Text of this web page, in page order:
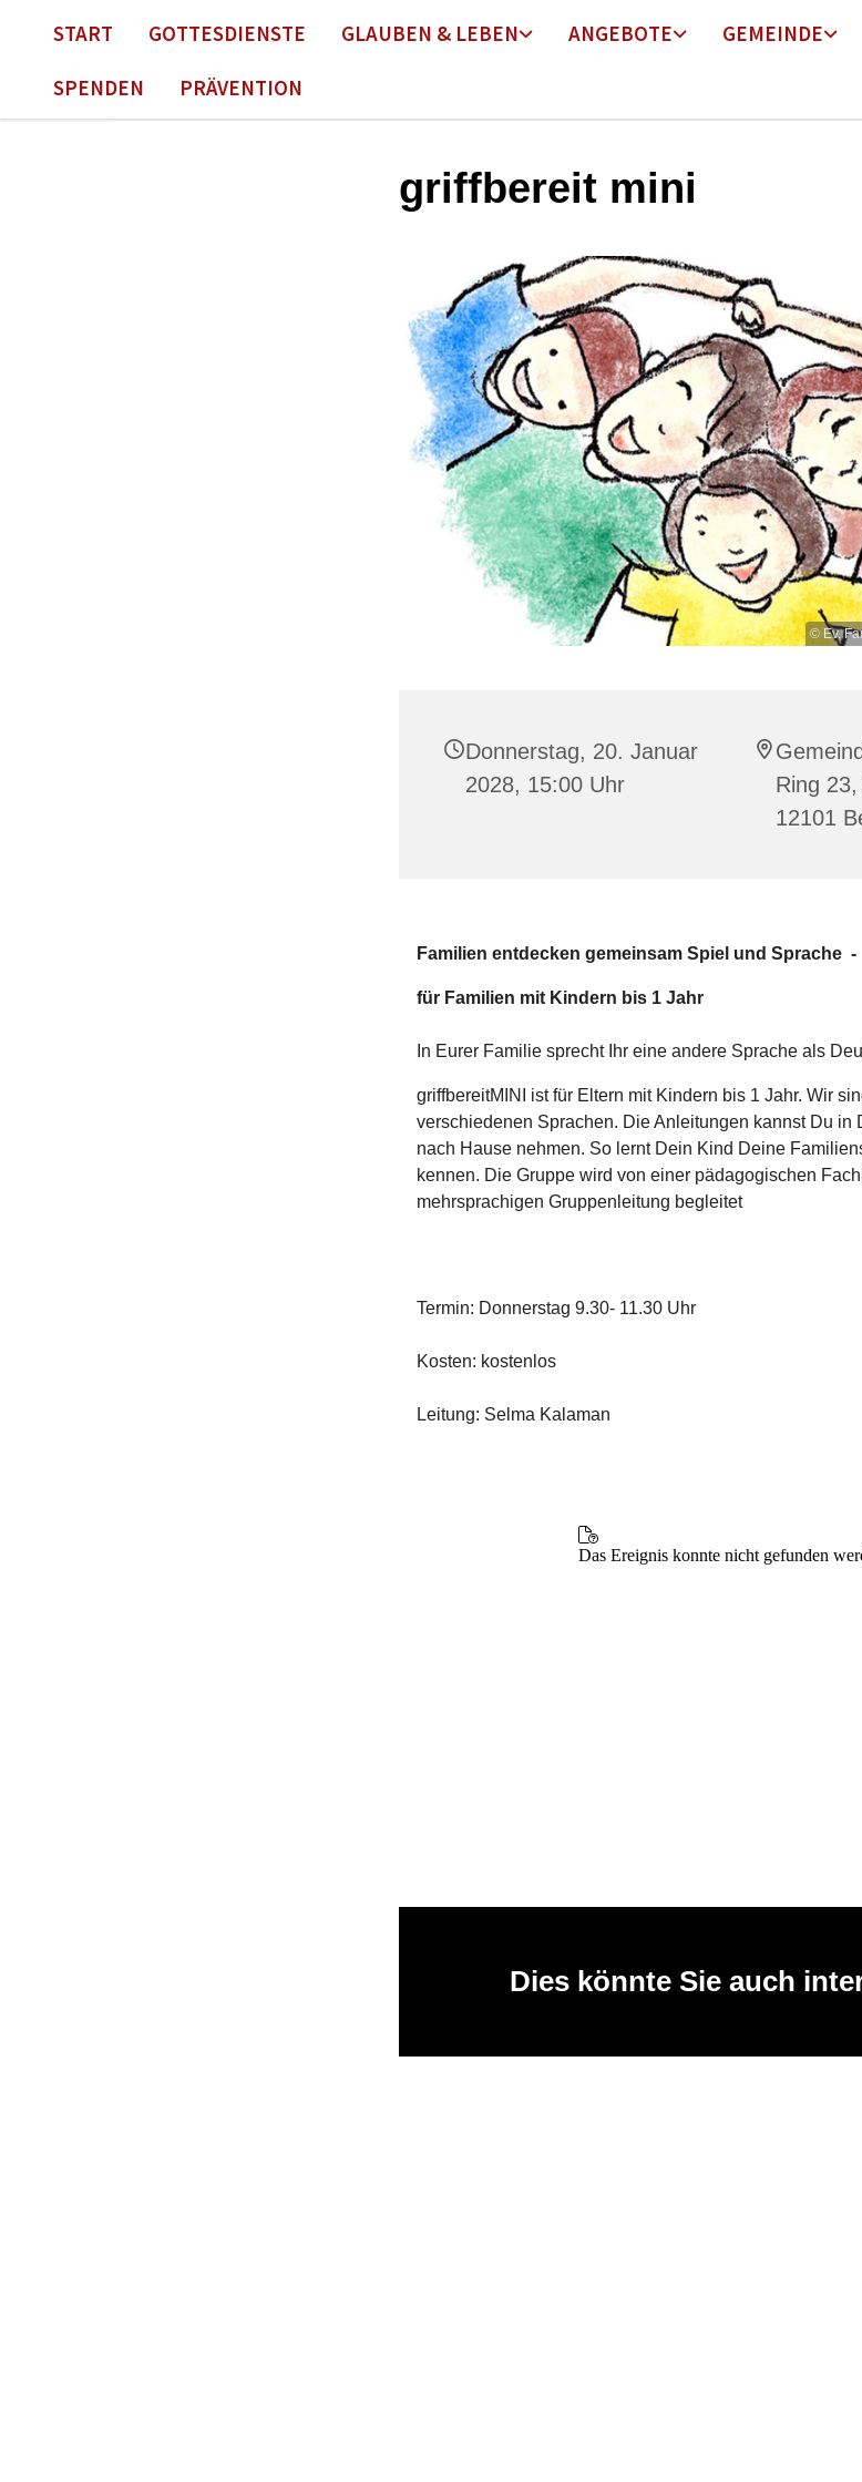
START GOTTESDIENSTE GLAUBEN & LEBEN ANGEBOTE GEMEINDE
SPENDEN PRÄVENTION
griffbereit mini
© Ev.
Donnerstag, 20. Januar
2028, 15:00 Uhr
Ring
12101
Familien entdecken gemeinsam Spiel und Sprache -
für Familien mit Kindern bis 1 Jahr
In Eurer Familie sprecht Ihr eine andere Sprache als
griffbereitMINI ist für Eltern mit Kindern bis 1 Jahr. Wir
verschiedenen Sprachen. Die Anleitungen kannst Du in
nach Hause nehmen. So lernt Dein Kind Deine
kennen. Die Gruppe wird von einer pädagogischen
mehrsprachigen Gruppenleitung begleitet
Termin: Donnerstag 9.30- 11.30 Uhr
Kosten: kostenlos
Leitung: Selma Kalaman
Dies könnte Sie auch